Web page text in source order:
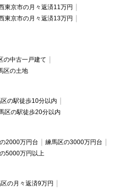
東京市の月々返済11万円
東京市の月々返済13万円
の中古一戸建て
区の土地
の駅徒歩10分以内
区の駅徒歩20分以内
2000万円台
練馬区の3000万円台
5000万円以上
の月々返済9万円